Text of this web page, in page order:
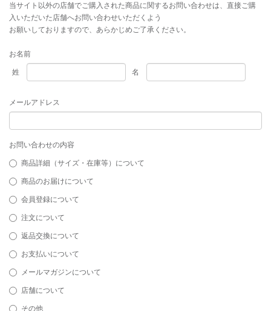
当サイト以外の店舗でご購入された商品に関するお問い合わせは、直接ご購
入いただいた店舗へお問い合わせいただくよう
お願いしておりますので、あらかじめご了承ください。
お名前
姓
名
メールアドレス
お問い合わせの内容
商品詳細（サイズ・在庫等）について
商品のお届けについて
会員登録について
注文について
返品交換について
お支払いについて
メールマガジンについて
店舗について
その他